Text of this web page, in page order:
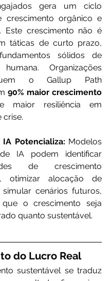
gera um ciclo
crescimento orgânico e
Este crescimento não é
táticas de curto prazo,
sólidos de
humana. Organizações
o Gallup Path
90% maior crescimento
maior resiliência em
crise.
Potencializa: Modelos
IA podem identificar
de crescimento
otimizar alocação de
cenários futuros,
que o crescimento seja
quanto sustentável.
do Lucro Real
sustentável se traduz